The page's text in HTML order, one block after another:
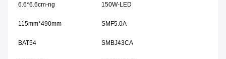
6.6*6.6cm-ng 150W-LED
115mm*490mm SMF5.0A
BAT54 SMBJ43CA